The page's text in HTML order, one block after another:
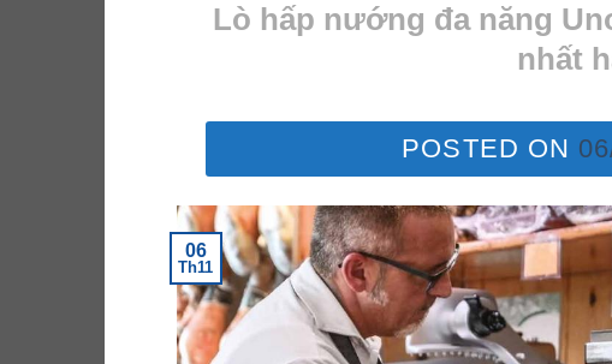
Lò hấp nướng đa năng
nhất
POSTED ON
06
Th11